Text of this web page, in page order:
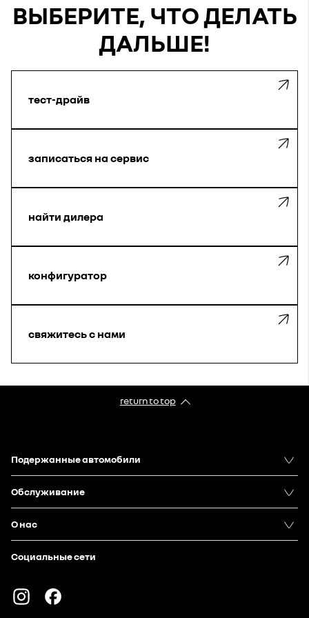
ВЫБЕРИТЕ, ЧТО ДЕЛАТЬ
ДАЛЬШЕ!
тест-драйв
записаться на сервис
найти дилера
конфигуратор
свяжитесь с нами
return to top
Подержанныe автомобили
Oбслуживание
О нас
Социальные сети
Instagram